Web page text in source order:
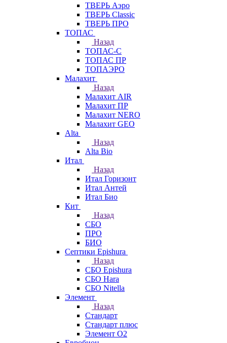
ТВЕРЬ Аэро
ТВЕРЬ Classic
ТВЕРЬ ПРО
ТОПАС
Назад
ТОПАС-С
ТОПАС ПР
ТОПАЭРО
Малахит
Назад
Малахит AIR
Малахит ПР
Малахит NERO
Малахит GEO
Alta
Назад
Alta Bio
Итал
Назад
Итал Горизонт
Итал Антей
Итал Био
Кит
Назад
СБО
ПРО
БИО
Септики Epishura
Назад
СБО Epishura
СБО Hara
СБО Nitella
Элемент
Назад
Стандарт
Стандарт плюс
Элемент О2